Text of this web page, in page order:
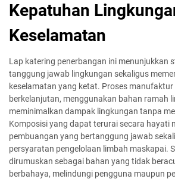
Kepatuhan
Keselamatan
Lap katering penerbangan ini menunjukkan
tanggung jawab lingkungan sekaligus
keselamatan yang ketat. Proses
berkelanjutan, menggunakan bahan ramah
meminimalkan dampak lingkungan tanpa
Komposisi yang dapat terurai secara hayati
pembuangan yang bertanggung jawab
persyaratan pengelolaan limbah maskapai.
dirumuskan sebagai bahan yang tidak
berbahaya, melindungi pengguna maupun